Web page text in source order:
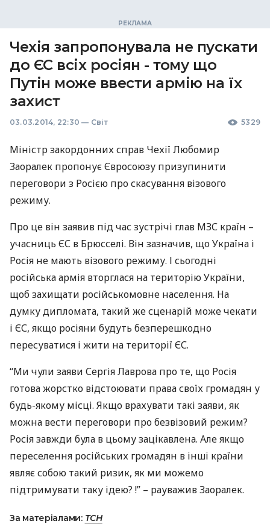
Чехія запропонувала не пускати
до ЄС всіх росіян - тому що
Путін може ввести армію на їх
захист
03.03.2014, 22:30 — Світ 5329
Міністр закордонних справ Чехії Любомир
Заоралек пропонує Євросоюзу призупинити
переговори з Росією про скасування візового
режиму.
Про це він заявив під час зустрічі глав МЗС країн –
учасниць ЄС в Брюсселі. Він зазначив, що Україна і
Росія не мають візового режиму. І сьогодні
російська армія вторглася на територію України,
щоб захищати російськомовне населення. На
думку дипломата, такий же сценарій може чекати
і ЄС, якщо росіяни будуть безперешкодно
пересуватися і жити на території ЄС.
“Ми чули заяви Сергія Лаврова про те, що Росія
готова жорстко відстоювати права своїх громадян у
будь-якому місці. Якщо врахувати такі заяви, як
можна вести переговори про безвізовий режим?
Росія завжди була в цьому зацікавлена. Але якщо
переселення російських громадян в інші країни
являє собою такий ризик, як ми можемо
підтримувати таку ідею? !” – pауважив Заоралек.
За матеріалами: ТСН